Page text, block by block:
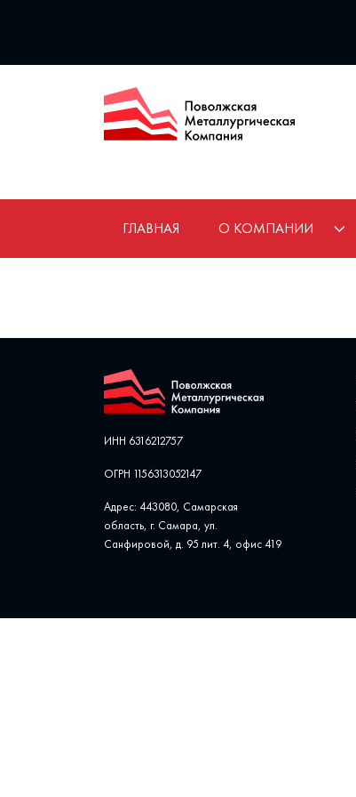
ГЛАВНАЯ О КОМПАНИИ
ИНН 6316212757
ОГРН 1156313052147
Адрес: 443080, Самарская
область, г. Самара, ул. ​
Санфировой, д. 95 лит. 4, офис ​419